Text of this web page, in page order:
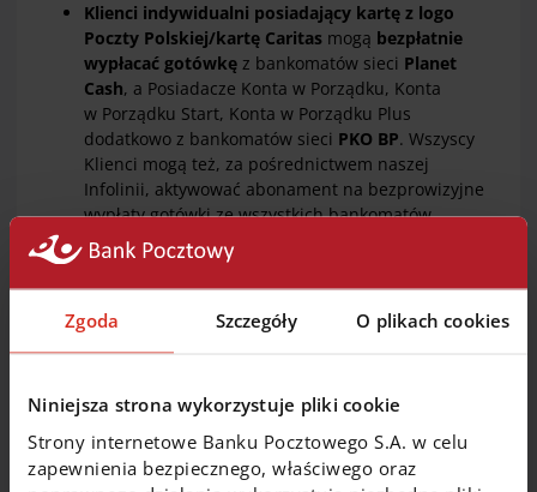
Zgoda Szczegóły O plikach cookies
Niniejsza strona wykorzystuje pliki cookie
Strony internetowe Banku Pocztowego S.A. w celu
zapewnienia bezpiecznego, właściwego oraz
Klienci indywidualni posiadający kartę z logo
Poczty Polskiej/kartę Caritas mogą bezpłatnie
wypłacać gotówkę z bankomatów sieci Planet
Cash, a Posiadacze Konta w Porządku, Konta
w Porządku Start, Konta w Porządku Plus
dodatkowo z bankomatów sieci PKO BP. Wszyscy
Klienci mogą też, za pośrednictwem naszej
Infolinii, aktywować abonament na bezprowizyjne
wypłaty gotówki ze wszystkich bankomatów.
Z kolei Klienci posiadający kartę wirtualną
i biometryczną bezpłatnie wypłacą gotówkę
wszystkich bankomatach w kraju i na świecie,
przy czym w przypadku karty wirtualnej wypłata
kart debetowych (z wyjątkiem kart wirtualnych
i biometrycznych) można dokonywać we
wszystkichwpłatomatach sieci Euronet i Planet